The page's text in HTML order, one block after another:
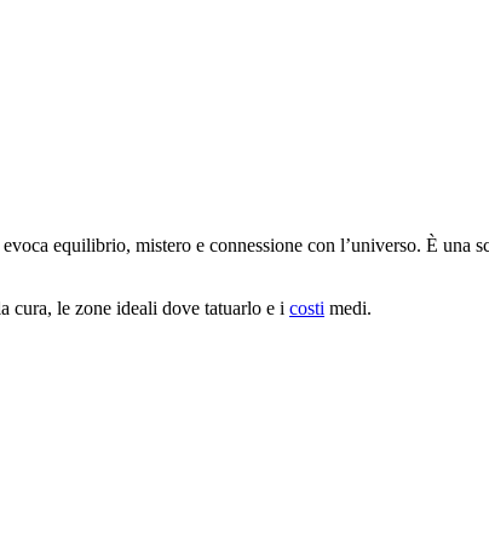
equilibrio, mistero e connessione con l’universo. È una
cura, le zone ideali dove tatuarlo e i costi medi.